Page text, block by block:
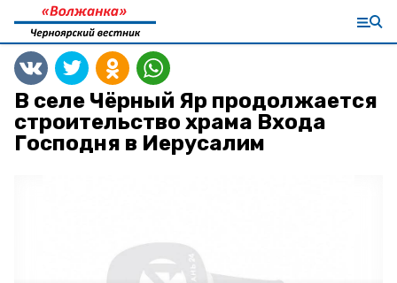
В селе Чёрный Яр продолжается
строительство храма Входа
Господня в Иерусалим